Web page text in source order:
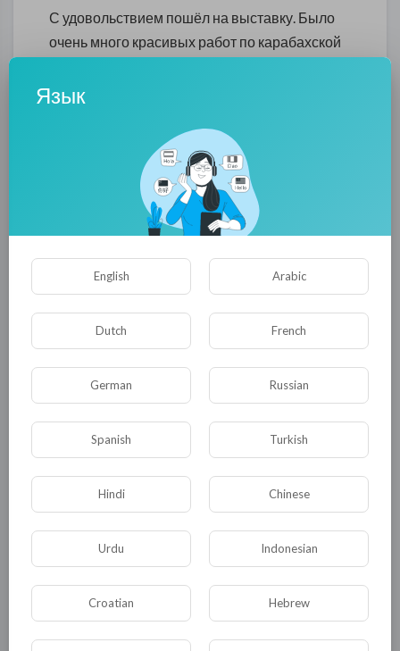
С удовольствием пошёл на выставку. Было
очень много красивых работ по карабахской
присутствовали, любой желающий мог
А потом был прекрасный концерт. Мальчики и
девочки потрясающе красиво исполняли
песни на армянском языке. Одну из них я
записал и вместе с фотографиями
выставляю здесь.
работы художников и послушать песню в
прекрасном исполнении детишек...
http://www.kavkaz-
uzel.ru/blogs/929/posts/22386
Опубликовать
Язык
English Arabic
Dutch French
German Russian
Spanish Turkish
Hindi Chinese
Urdu Indonesian
Croatian Hebrew